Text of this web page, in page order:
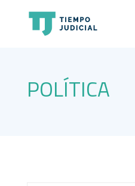
POLÍTICA